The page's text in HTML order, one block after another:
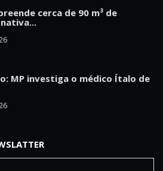
cerca de 90 m³ de
MP investiga o médico Ítalo de